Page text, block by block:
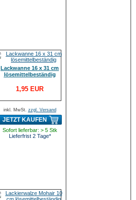
Lackwanne 16 x 31 cm
lösemittelbeständig
1,95 EUR
inkl. MwSt. zzgl. Versand
JETZT KAUFEN
Sofort lieferbar: > 5 Stk
Lieferfrist 2 Tage*